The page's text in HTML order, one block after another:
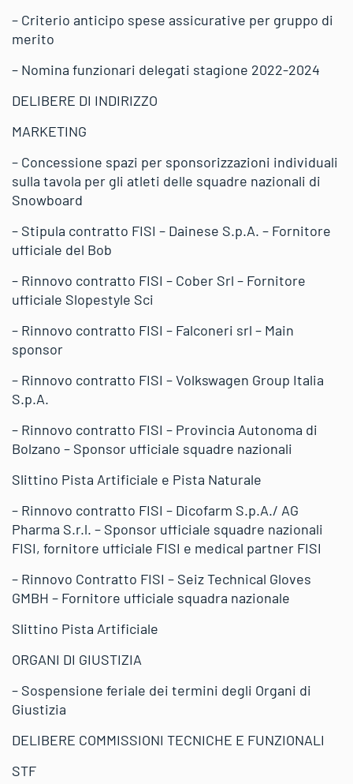
– Criterio anticipo spese assicurative per gruppo di
merito
– Nomina funzionari delegati stagione 2022-2024
DELIBERE DI INDIRIZZO
MARKETING
– Concessione spazi per sponsorizzazioni individuali
sulla tavola per gli atleti delle squadre nazionali di
Snowboard
– Stipula contratto FISI – Dainese S.p.A. – Fornitore
ufficiale del Bob
– Rinnovo contratto FISI – Cober Srl – Fornitore
ufficiale Slopestyle Sci
– Rinnovo contratto FISI – Falconeri srl – Main
sponsor
– Rinnovo contratto FISI – Volkswagen Group Italia
S.p.A.
– Rinnovo contratto FISI – Provincia Autonoma di
Bolzano – Sponsor ufficiale squadre nazionali
Slittino Pista Artificiale e Pista Naturale
– Rinnovo contratto FISI – Dicofarm S.p.A./ AG
Pharma S.r.l. – Sponsor ufficiale squadre nazionali
FISI, fornitore ufficiale FISI e medical partner FISI
– Rinnovo Contratto FISI – Seiz Technical Gloves
GMBH – Fornitore ufficiale squadra nazionale
Slittino Pista Artificiale
ORGANI DI GIUSTIZIA
– Sospensione feriale dei termini degli Organi di
Giustizia
DELIBERE COMMISSIONI TECNICHE E FUNZIONALI
STF